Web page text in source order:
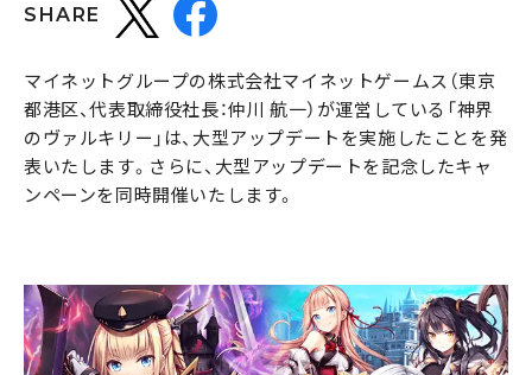
SHARE
マイネットグループの株式会社マイネットゲームス（東京
都港区、代表取締役社長：仲川 航一）が運営している「神界
のヴァルキリー」は、大型アップデートを実施したことを発
表いたします。さらに、大型アップデートを記念したキャ
ンペーンを同時開催いたします。